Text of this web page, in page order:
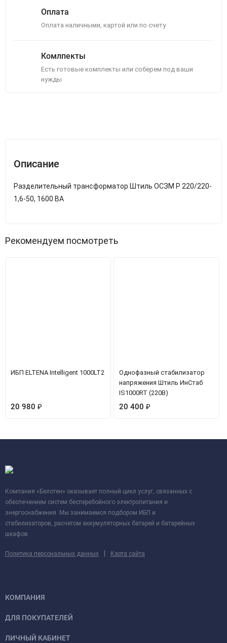
Оплата
Оплата наличными, картой или по счету
Комлпекты
Есть готовые комплекты или соберем под ваши
нужды
Описание
Разделительный трансформатор Штиль ОСЗМ Р 220/220-
1,6-50, 1600 ВА
Рекомендуем посмотреть
ИБП ELTENA Intelligent 1000LT2
20 980 ₽
Однофазный стабилизатор
напряжения Штиль ИнСтаб
IS1000RT (220В)
20 400 ₽
Компания «Белотен» оказывает полный цикл услуг, связанных с
обеспечением систем бесперебойного электропитания и
энергоснабжения. Мы занимаемся подбором ИБП и
стабилизаторов, расчетом аккумуляторных батарей и батарейных
шкафов.
Политика персональных данных Карта сайта
КОМПАНИЯ
ДЛЯ ПОКУПАТЕЛЕЙ
ЛИЧНЫЙ КАБИНЕТ